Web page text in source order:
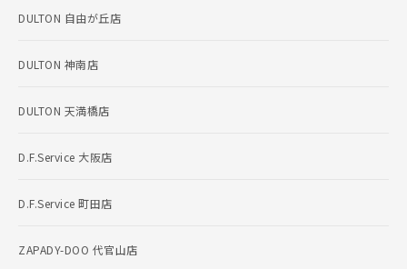
DULTON 自由が丘店
DULTON 神南店
DULTON 天満橋店
D.F.Service 大阪店
D.F.Service 町田店
ZAPADY-DOO 代官山店